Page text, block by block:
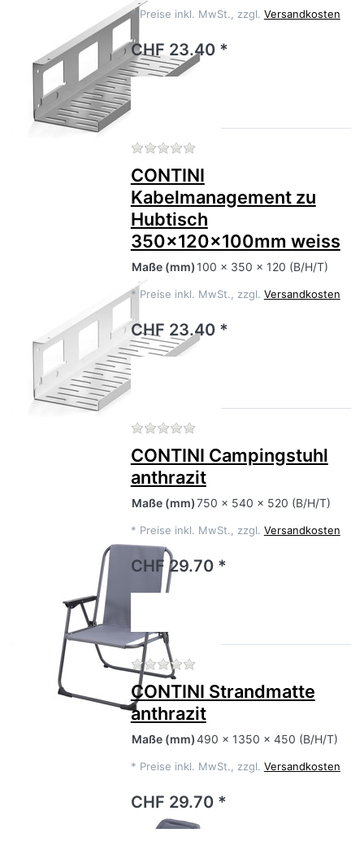
* Preise inkl. MwSt., zzgl. Versandkosten
CHF 23.40 *
Zu diesem Produkt liegen
CONTINI
Kabelmanagement zu
Hubtisch
350x120x100mm weiss
Maße (mm) 100 x 350 x 120 (B/H/T)
* Preise inkl. MwSt., zzgl. Versandkosten
CHF 23.40 *
Zu diesem Produkt liegen
CONTINI Campingstuhl
anthrazit
Maße (mm)750 x 540 x 520 (B/H/T)
* Preise inkl. MwSt., zzgl. Versandkosten
CHF 29.70 *
Zu diesem Produkt liegen
CONTINI Strandmatte
anthrazit
Maße (mm)490 x 1350 x 450 (B/H/T)
* Preise inkl. MwSt., zzgl. Versandkosten
CHF 29.70 *